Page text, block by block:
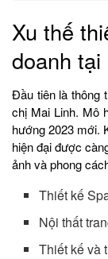
Xu thế
doanh tại
Đầu tiên là thông
chị Mai Linh. Mô
hướng 2023 mới.
hiện đại được
ảnh và phong
Thiết kế
Nội thất
Thiết kế và